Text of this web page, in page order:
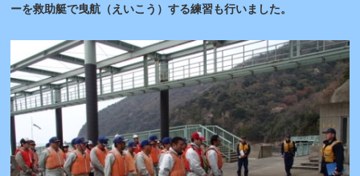
ーを救助艇で曳航（えいこう）する練習も行いました。